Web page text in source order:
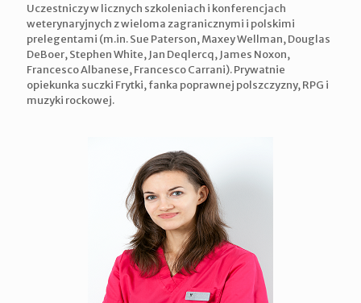
Uczestniczy w licznych szkoleniach i konferencjach
weterynaryjnych z wieloma zagranicznymi i polskimi
prelegentami (m.in. Sue Paterson, Maxey Wellman, Douglas
DeBoer, Stephen White, Jan Deqlercq, James Noxon,
Francesco Albanese, Francesco Carrani). Prywatnie
opiekunka suczki Frytki, fanka poprawnej polszczyzny, RPG i
muzyki rockowej.